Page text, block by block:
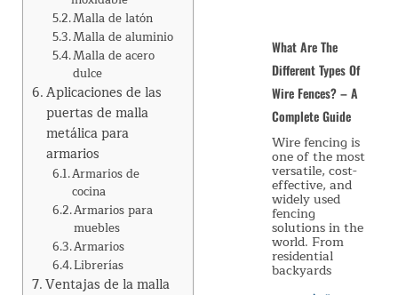
Malla de latón
Malla de aluminio
Malla de acero
dulce
Aplicaciones de las
puertas de malla
metálica para
armarios
Armarios de
cocina
Armarios para
muebles
Armarios
Librerías
Ventajas de la malla
What Are The
Different Types Of
Wire Fences? – A
Complete Guide
Wire fencing is
one of the most
versatile, cost-
effective, and
widely used
fencing
solutions in the
world. From
residential
backyards